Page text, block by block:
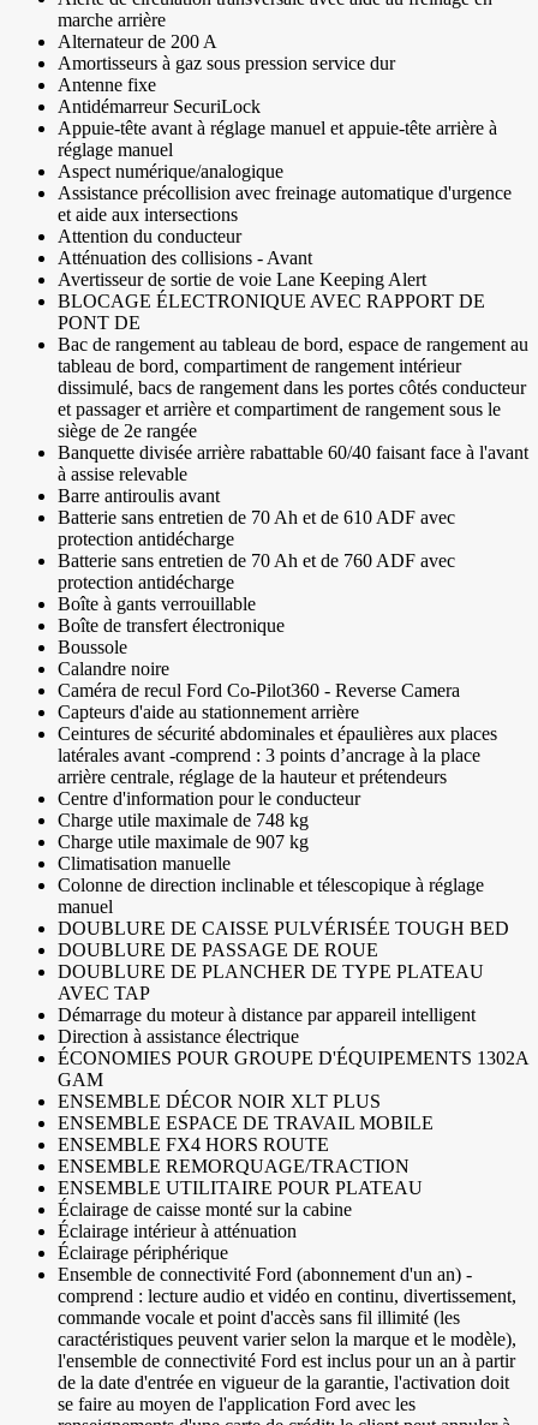
marche arrière
Alternateur de 200 A
Amortisseurs à gaz sous pression service dur
Antenne fixe
Antidémarreur SecuriLock
Appuie-tête avant à réglage manuel et appuie-tête arrière à
réglage manuel
Aspect numérique/analogique
Assistance précollision avec freinage automatique d'urgence
et aide aux intersections
Attention du conducteur
Atténuation des collisions - Avant
Avertisseur de sortie de voie Lane Keeping Alert
BLOCAGE ÉLECTRONIQUE AVEC RAPPORT DE
PONT DE
Bac de rangement au tableau de bord, espace de rangement au
tableau de bord, compartiment de rangement intérieur
dissimulé, bacs de rangement dans les portes côtés conducteur
et passager et arrière et compartiment de rangement sous le
siège de 2e rangée
Banquette divisée arrière rabattable 60/40 faisant face à l'avant
à assise relevable
Barre antiroulis avant
Batterie sans entretien de 70 Ah et de 610 ADF avec
protection antidécharge
Batterie sans entretien de 70 Ah et de 760 ADF avec
protection antidécharge
Boîte à gants verrouillable
Boîte de transfert électronique
Boussole
Calandre noire
Caméra de recul Ford Co-Pilot360 - Reverse Camera
Capteurs d'aide au stationnement arrière
Ceintures de sécurité abdominales et épaulières aux places
latérales avant -comprend : 3 points d’ancrage à la place
arrière centrale, réglage de la hauteur et prétendeurs
Centre d'information pour le conducteur
Charge utile maximale de 748 kg
Charge utile maximale de 907 kg
Climatisation manuelle
Colonne de direction inclinable et télescopique à réglage
manuel
DOUBLURE DE CAISSE PULVÉRISÉE TOUGH BED
DOUBLURE DE PASSAGE DE ROUE
DOUBLURE DE PLANCHER DE TYPE PLATEAU
AVEC TAP
Démarrage du moteur à distance par appareil intelligent
Direction à assistance électrique
ÉCONOMIES POUR GROUPE D'ÉQUIPEMENTS 1302A
GAM
ENSEMBLE DÉCOR NOIR XLT PLUS
ENSEMBLE ESPACE DE TRAVAIL MOBILE
ENSEMBLE FX4 HORS ROUTE
ENSEMBLE REMORQUAGE/TRACTION
ENSEMBLE UTILITAIRE POUR PLATEAU
Éclairage de caisse monté sur la cabine
Éclairage intérieur à atténuation
Éclairage périphérique
Ensemble de connectivité Ford (abonnement d'un an) -
comprend : lecture audio et vidéo en continu, divertissement,
commande vocale et point d'accès sans fil illimité (les
caractéristiques peuvent varier selon la marque et le modèle),
l'ensemble de connectivité Ford est inclus pour un an à partir
de la date d'entrée en vigueur de la garantie, l'activation doit
se faire au moyen de l'application Ford avec les